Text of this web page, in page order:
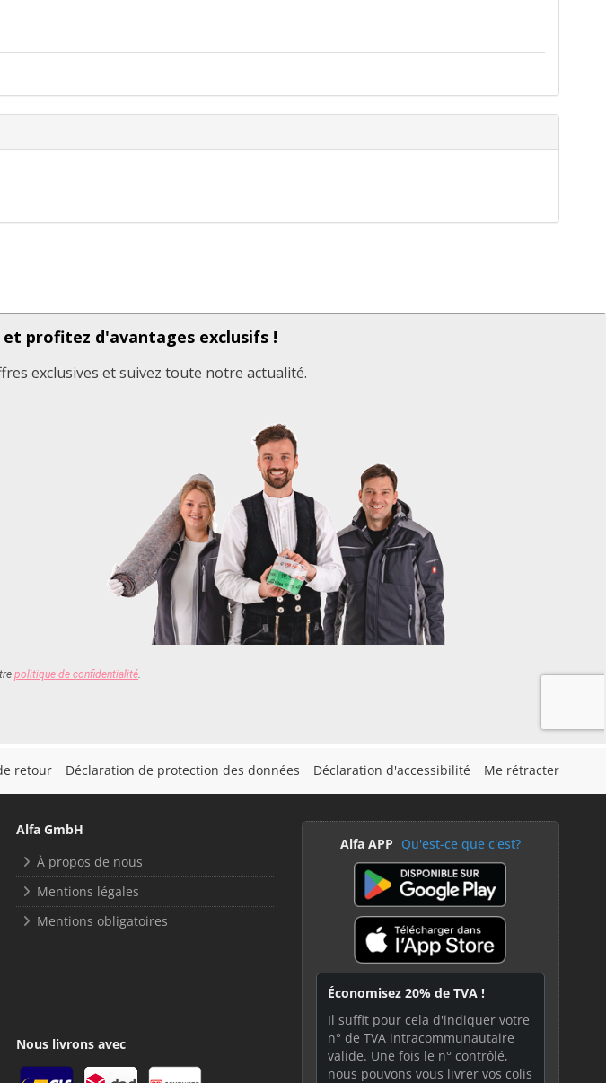
retour Déclaration de protection des données Déclaration d'accessibilité Me rétracter
Alfa GmbH
À propos de nous
Mentions légales
Mentions obligatoires
Nous livrons avec
Alfa APP Qu'est-ce que c'est?
Économisez 20% de TVA !
Il suffit pour cela d'indiquer votre
n° de TVA intracommunautaire
valide. Une fois le n° contrôlé,
nous pouvons vous livrer vos colis